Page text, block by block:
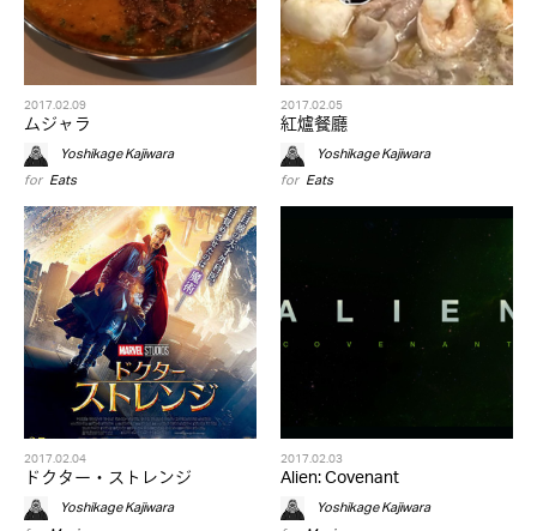
2017.02.09
ムジャラ
Yoshikage Kajiwara
for Eats
2017.02.05
紅爐餐廳
Yoshikage Kajiwara
for Eats
2017.02.04
ドクター・ストレンジ
Yoshikage Kajiwara
2017.02.03
Alien: Covenant
Yoshikage Kajiwara